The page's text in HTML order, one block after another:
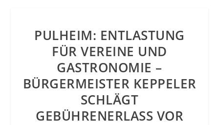
PULHEIM: ENTLASTUNG
FÜR VEREINE UND
GASTRONOMIE –
BÜRGERMEISTER KEPPELER
SCHLÄGT
GEBÜHRENERLASS VOR